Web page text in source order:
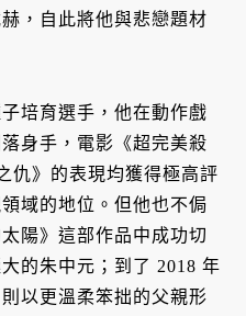
，自此將他與悲戀題材
培育選手，他在動作戲
身手，電影《超完美殺
仇》的表現均獲得極高評
域的地位。但他也不侷
陽》這部作品中成功切
的朱中元；到了 2018 年
以更溫柔笨拙的父親形